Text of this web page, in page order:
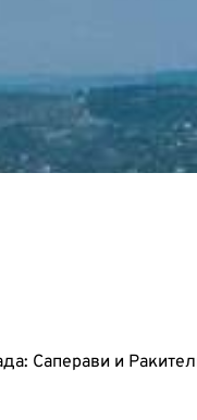
Саперави и